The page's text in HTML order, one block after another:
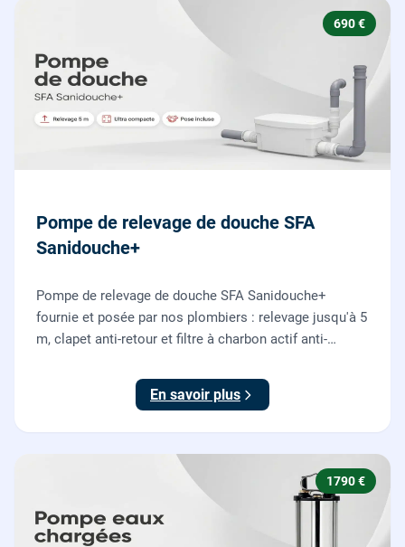
690 €
Pompe de relevage de douche SFA
Sanidouche+
Pompe de relevage de douche SFA Sanidouche+
fournie et posée par nos plombiers : relevage jusqu'à 5
m, clapet anti-retour et filtre à charbon actif anti-
En savoir plus
1790 €